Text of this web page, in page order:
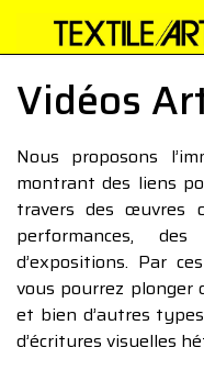
Vidéos
Nous proposons
montrant des liens
travers des œuvres
performances,
d’expositions. Par
vous pourrez plonger
et bien d’autres
d’écritures visuelles